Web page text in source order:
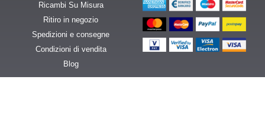
Ricambi Su Misura
Ritiro in negozio
Spedizioni e consegne
Condizioni di vendita
Blog